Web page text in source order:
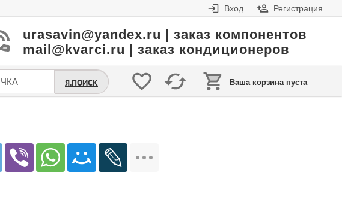
Вход Регистрация
urasavin@yandex.ru | заказ компонентов
mail@kvarci.ru | заказ кондиционеров
Ваша корзина пуста
Я.ПОИСК